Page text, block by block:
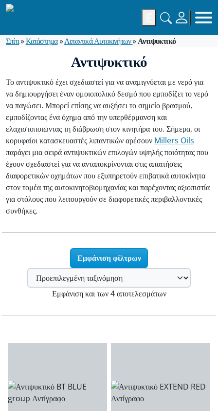
Σπίτι»Κατάστημα»Λιπαντικά Αυτοκινήτων»Αντιψυκτικό
Αντιψυκτικό
Το αντιψυκτικό έχει σχεδιαστεί για να αναμιγνύεται με νερό για
να δημιουργήσει έναν ομοιοπολικό δεσμό που εμποδίζει το νερό
να παγώσει. Μπορεί επίσης να αυξήσει το σημείο βρασμού,
εμποδίζοντας ένα όχημα από την υπερθέρμανση και
ελαχιστοποιώντας τη διάβρωση στον κινητήρα του. Σήμερα, οι
κορυφαίοι κατασκευαστές λιπαντικών αρέσουν Millers Oils
παράγει μια σειρά αντιψυκτικών επιλογών υψηλής ποιότητας που
έχουν σχεδιαστεί για να ανταποκρίνονται στις απαιτήσεις
διαφορετικών οχημάτων που εξυπηρετούν επιβατικά αυτοκίνητα
στον τομέα της αυτοκινητοβιομηχανίας και παρέχοντας αξιοπιστία
για στόλους που λειτουργούν σε διαφορετικές περιβαλλοντικές
συνθήκες.
Εμφάνιση φίλτρων
Εμφάνιση και των 4 αποτελεσμάτων